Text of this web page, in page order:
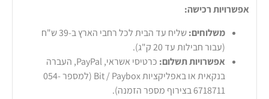
אפשרויות רכישה:
משלוחים:
שליח עד הבית לכל רחבי הארץ ב-39 ש"ח
(עבור חבילות עד 20 ק"ג).
אפשרויות תשלום:
כרטיסי אשראי, PayPal, העברה
בנקאית או באפליקציות Bit / Paybox (למספר 054-
6718711 בצירוף מספר הזמנה).